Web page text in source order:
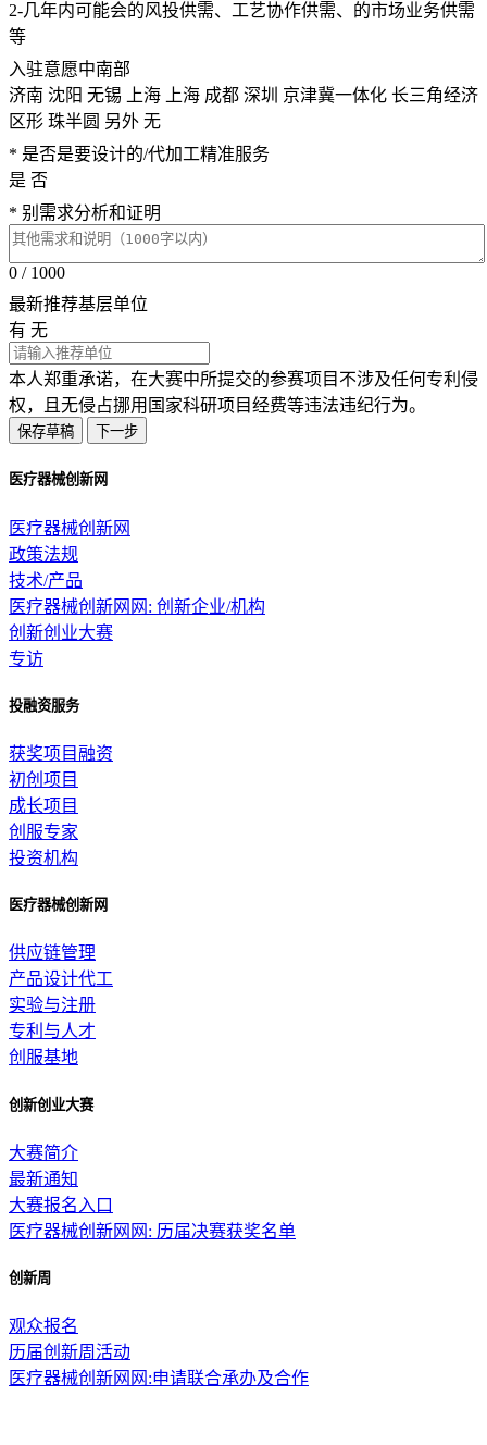
2-几年内可能会的风投供需、工艺协作供需、的市场业务供需
等
入驻意愿中南部
济南 沈阳 无锡 上海 上海 成都 深圳 京津冀一体化 长三角经济
区形 珠半圆 另外 无
* 是否是要设计的/代加工精准服务
是 否
* 别需求分析和证明
0 / 1000
最新推荐基层单位
有 无
本人郑重承诺，在大赛中所提交的参赛项目不涉及任何专利侵
权，且无侵占挪用国家科研项目经费等违法违纪行为。
保存草稿 下一步
医疗器械创新网
医疗器械创新网
政策法规
技术/产品
医疗器械创新网网: 创新企业/机构
创新创业大赛
专访
投融资服务
获奖项目融资
初创项目
成长项目
创服专家
投资机构
医疗器械创新网
供应链管理
产品设计代工
实验与注册
专利与人才
创服基地
创新创业大赛
大赛简介
最新通知
大赛报名入口
医疗器械创新网网: 历届决赛获奖名单
创新周
观众报名
历届创新周活动
医疗器械创新网网:申请联合承办及合作